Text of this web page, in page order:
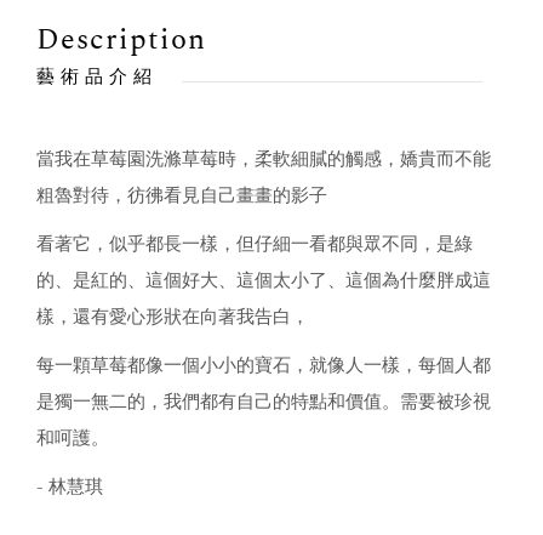
Description
藝術品介紹
當我在草莓園洗滌草莓時，柔軟細膩的觸感，嬌貴而不能
粗魯對待，彷彿看見自己畫畫的影子
看著它，似乎都長一樣，但仔細一看都與眾不同，是綠
的、是紅的、這個好大、這個太小了、這個為什麼胖成這
樣，還有愛心形狀在向著我告白，
每一顆草莓都像一個小小的寶石，就像人一樣，每個人都
是獨一無二的，我們都有自己的特點和價值。需要被珍視
和呵護。
- 林慧琪